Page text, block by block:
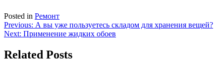
Posted in Ремонт
Навигация
по
записям
Previous: А вы уже пользуетесь складом для хранения вещей?
Next: Применение жидких обоев
Related Posts